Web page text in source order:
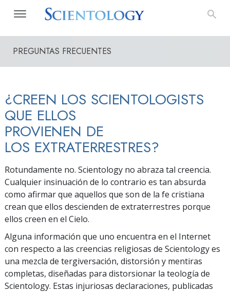
PREGUNTAS FRECUENTES
¿CREEN LOS SCIENTOLOGISTS
QUE ELLOS
PROVIENEN DE
LOS EXTRATERRESTRES?
Rotundamente no. Scientology no abraza tal creencia.
Cualquier insinuación de lo contrario es tan absurda
como afirmar que aquellos que son de la fe cristiana
crean que ellos descienden de extraterrestres porque
ellos creen en el Cielo.
Alguna información que uno encuentra en el Internet
con respecto a las creencias religiosas de Scientology es
una mezcla de tergiversación, distorsión y mentiras
completas, diseñadas para distorsionar la teología de
Scientology. Estas injuriosas declaraciones, publicadas